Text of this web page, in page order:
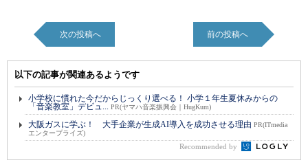
次の投稿へ 前の投稿へ
以下の記事が関連あるようです
小学校に慣れた今だからじっくり選べる！ 小学１年生夏休みからの
「音楽教室」デビュ... PR(ヤマハ音楽振興会｜HugKum)
大阪ガスに学ぶ！ 大手企業が生成AI導入を成功させる理由 PR(ITmedia
エンタープライズ)
Recommended by